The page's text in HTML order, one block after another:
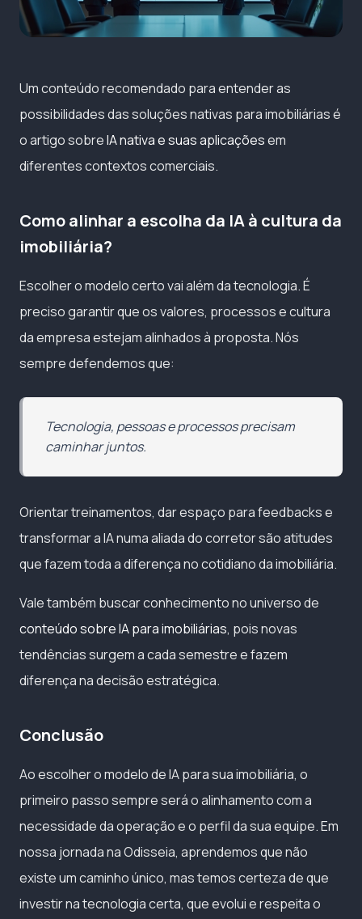
Um conteúdo recomendado para entender as
possibilidades das soluções nativas para imobiliárias é
o artigo sobreIA nativa e suas aplicaçõesem
diferentes contextos comerciais.
Como alinhar a escolha da IA à cultura da
imobiliária?
Escolher o modelo certo vai além da tecnologia. É
preciso garantir que os valores, processos e cultura
da empresa estejam alinhados à proposta. Nós
sempre defendemos que:
Tecnologia, pessoas e processos precisam
caminhar juntos.
Orientar treinamentos, dar espaço para feedbacks e
transformar a IA numa aliada do corretor são atitudes
que fazem toda a diferença no cotidiano da imobiliária.
Vale também buscar conhecimento no universo de
conteúdo sobre IA para imobiliárias, pois novas
tendências surgem a cada semestre e fazem
diferença na decisão estratégica.
Conclusão
Ao escolher o modelo de IA para sua imobiliária, o
primeiro passo sempre será o alinhamento com a
necessidade da operação e o perfil da sua equipe. Em
nossa jornada na Odisseia, aprendemos que não
existe um caminho único, mas temos certeza de que
investir na tecnologia certa, que evolui e respeita o